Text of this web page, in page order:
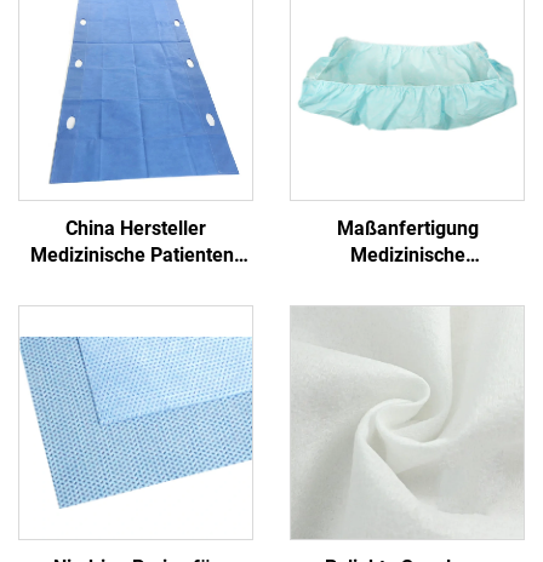
China Hersteller
Medizinische Patienten-
Transfer-Blatt mit Griff
Maßanfertigung
Medizinische
PP+PE Einmalbetttücher
Einmalblaues
Krankenhaus
Einmalbetttuch